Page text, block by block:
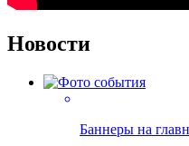
Новости
Баннеры на